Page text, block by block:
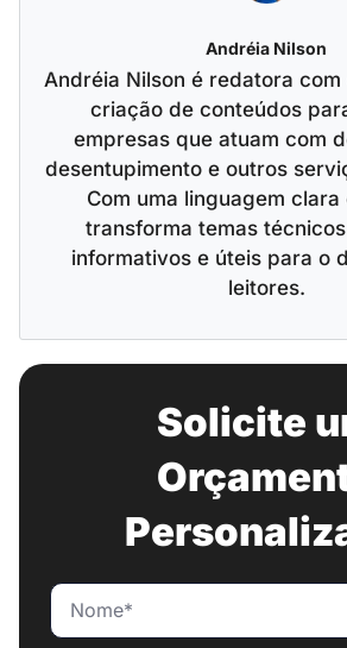
Andréia Nilson
Andréia Nilson é redatora
criação de conteúdos
empresas que atuam com
desentupimento e outros
Com uma linguagem
transforma temas
informativos e úteis para o
leitores.
Solicite